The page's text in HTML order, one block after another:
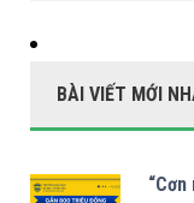
BÀI VIẾT MỚI